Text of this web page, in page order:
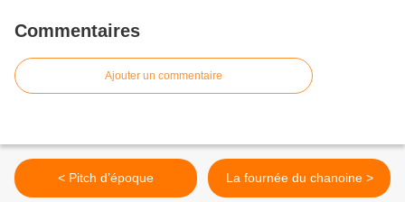
Commentaires
Ajouter un commentaire
< Pitch d’époque La fournée du chanoine >